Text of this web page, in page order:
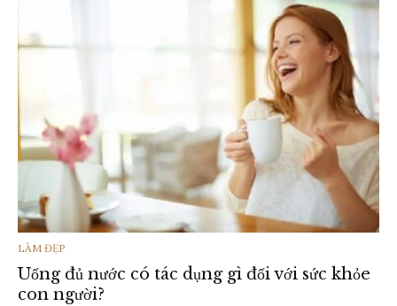
THỂ
LOẠI
LÀM ĐẸP
Uống đủ nước có tác dụng gì đối với sức khỏe
con người?